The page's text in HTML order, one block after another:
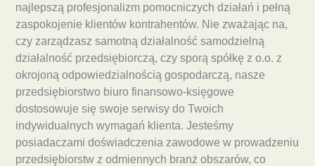
najlepszą profesjonalizm pomocniczych działań i pełną
zaspokojenie klientów kontrahentów. Nie zważając na,
czy zarządzasz samotną działalność samodzielną
działalność przedsiębiorczą, czy sporą spółkę z o.o. z
okrojoną odpowiedzialnością gospodarczą, nasze
przedsiębiorstwo biuro finansowo-księgowe
dostosowuje się swoje serwisy do Twoich
indywidualnych wymagań klienta. Jesteśmy
posiadaczami doświadczenia zawodowe w prowadzeniu
przedsiębiorstw z odmiennych branż obszarów, co